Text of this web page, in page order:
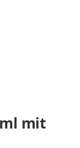
mit